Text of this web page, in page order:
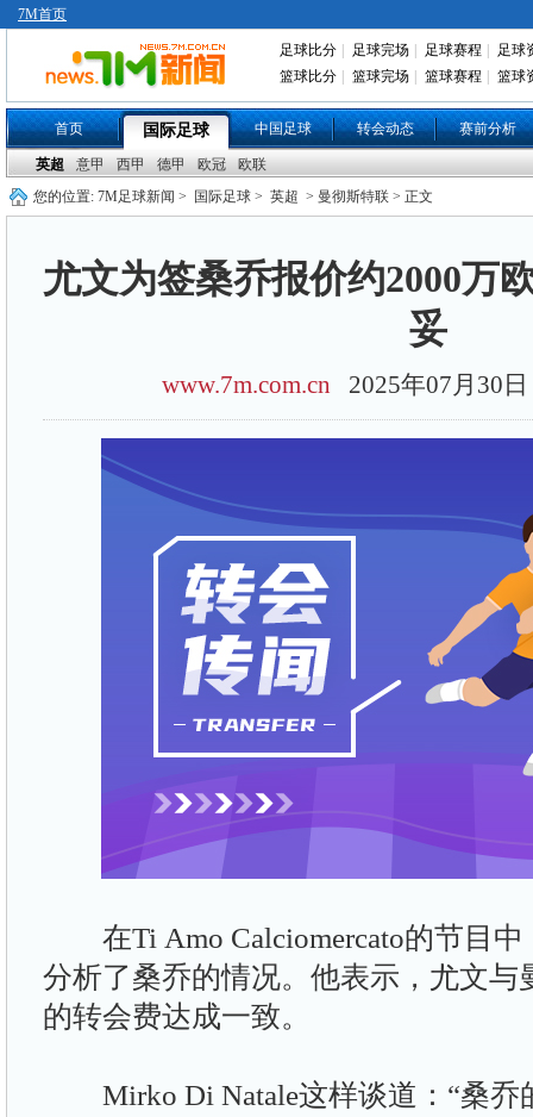
7M首页
足球比分 足球完场 足球赛程
足球
篮球比分
篮球完场 篮球赛程 篮球
首页 国际足球 中国足球 转会动态 赛前分析
英超 意甲 西甲 德甲 欧冠
欧联
您的位置: 7M足球新闻 > 国际足球 > 英超 > 曼彻斯特联 > 正文
尤文为签桑乔报价约2000万
妥
www.7m.com.cn 2025年07月30
在Ti Amo Calciomercato的节目中
分析了桑乔的情况。他表示，尤文与
的转会费达成一致。
Mirko Di Natale这样谈道：“桑乔